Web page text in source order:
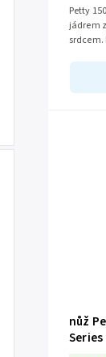
Petty
jádrem
srdcem.
nůž
Series